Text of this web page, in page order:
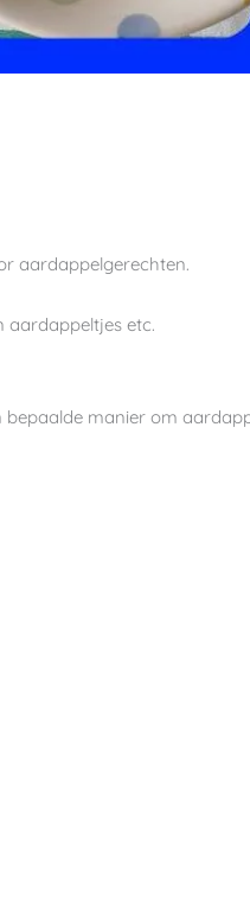
aardappelgerechten.
aardappeltjes etc.
manier om